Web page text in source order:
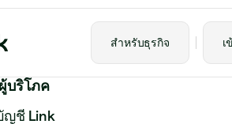
สำหรับธุรกิจ เ
บริโภค
ญชี Link